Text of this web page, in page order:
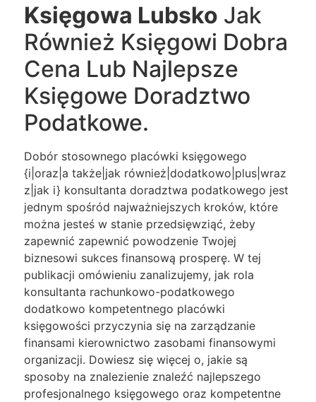
Księgowa Lubsko Jak
Również Księgowi Dobra
Cena Lub Najlepsze
Księgowe Doradztwo
Podatkowe.
Dobór stosownego placówki księgowego
{i|oraz|a także|jak również|dodatkowo|plus|wraz
z|jak i} konsultanta doradztwa podatkowego jest
jednym spośród najważniejszych kroków, które
można jesteś w stanie przedsięwziąć, żeby
zapewnić zapewnić powodzenie Twojej
biznesowi sukces finansową prosperę. W tej
publikacji omówieniu zanalizujemy, jak rola
konsultanta rachunkowo-podatkowego
dodatkowo kompetentnego placówki
księgowości przyczynia się na zarządzanie
finansami kierownictwo zasobami finansowymi
organizacji. Dowiesz się więcej o, jakie są
sposoby na znalezienie znaleźć najlepszego
profesjonalnego księgowego oraz kompetentne